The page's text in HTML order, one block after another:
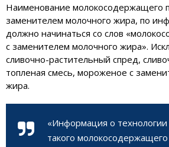
Наименование молокосодержащего
заменителем молочного жира, по
должно начинаться со слов
с заменителем молочного жира».
сливочно-растительный спред,
топленая смесь, мороженое с
жира.
«Информация о технологии
такого